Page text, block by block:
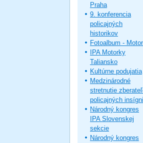
Praha
9. konferencia
policajných
historikov
Fotoalbum -
IPA Motorky
Taliansko
Kultúrne podujatia
Medzinárodné
stretnutie
policajných
Národný kongres
IPA Slovenskej
sekcie
Národný kongres